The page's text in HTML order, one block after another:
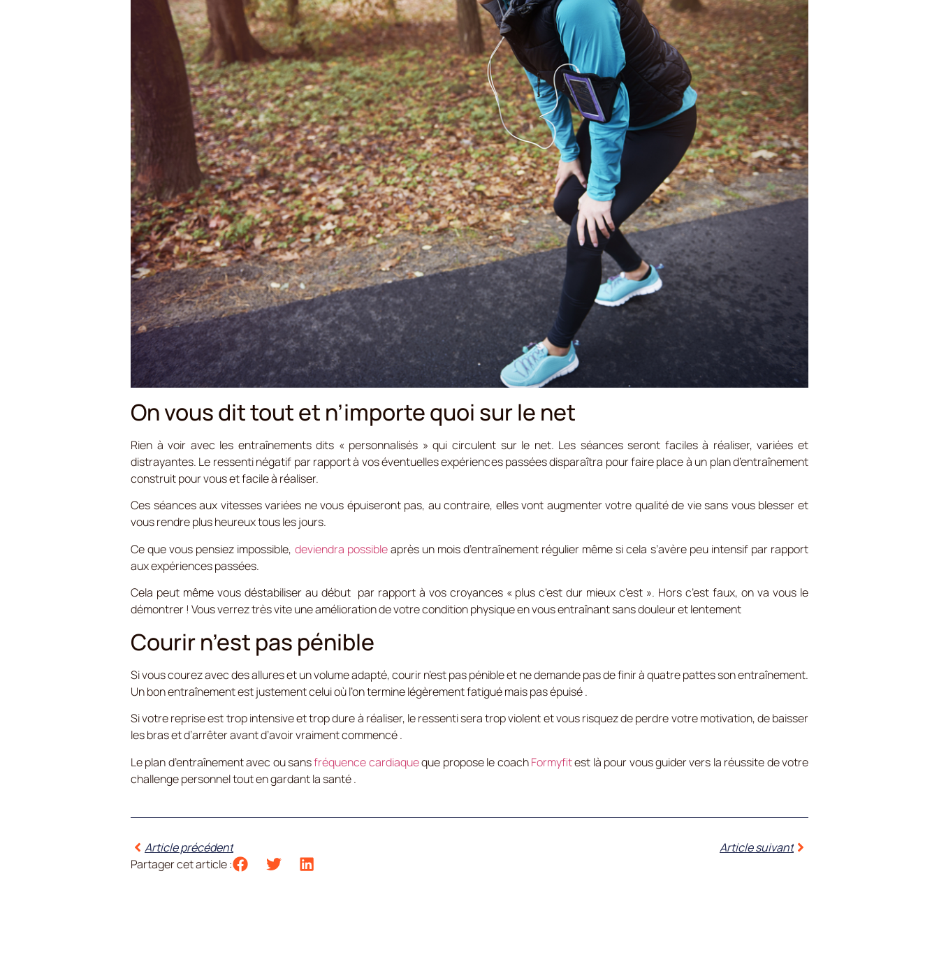
On vous dit tout et n’importe quoi sur le net
Rien à voir avec les entraînements dits « personnalisés » qui circulent sur le net. Les séances seront faciles à réaliser, variées et
distrayantes. Le ressenti négatif par rapport à vos éventuelles expériences passées disparaîtra pour faire place à un plan d’entraînement
construit pour vous et facile à réaliser.
Ces séances aux vitesses variées ne vous épuiseront pas, au contraire, elles vont augmenter votre qualité de vie sans vous blesser et
vous rendre plus heureux tous les jours.
Ce que vous pensiez impossible, deviendra possibleaprès un mois d’entraînement régulier même si cela s’avère peu intensif par rapport
aux expériences passées.
Cela peut même vous déstabiliser au début par rapport à vos croyances « plus c’est dur mieux c’est ». Hors c’est faux, on va vous le
démontrer ! Vous verrez très vite une amélioration de votre condition physique en vous entraînant sans douleur et lentement
Courir n’est pas pénible
Si vous courez avec des allures et un volume adapté, courir n’est pas pénible et ne demande pas de finir à quatre pattes son entraînement.
Un bon entraînement est justement celui où l’on termine légèrement fatigué mais pas épuisé .
Si votre reprise est trop intensive et trop dure à réaliser, le ressenti sera trop violent et vous risquez de perdre votre motivation, de baisser
les bras et d’arrêter avant d’avoir vraiment commencé .
Le plan d’entraînement avec ou sansfréquence cardiaqueque propose le coachFormyfitest là pour vous guider vers la réussite de votre
challenge personnel tout en gardant la santé .
Article précédent
Article suivant
Partager cet article :